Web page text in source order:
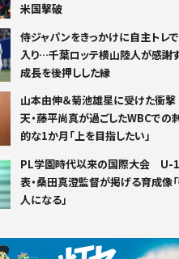
米国撃破
侍ジャパンをきっかけに自主トレ
入り…千葉ロッテ横山陸人が感謝
成長を後押しした縁
山本由伸＆菊池雄星に受けた衝
天・藤平尚真が過ごしたWBCでの
的な1か月「上を目指したい」
PL学園時代以来の国際大会 U-
表・桑田真澄監督が掲げる育成像
人になる」